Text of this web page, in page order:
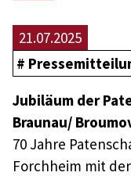
21.07.2025
Jubiläum der
Braunau/
70 Jahre
Forchheim mit